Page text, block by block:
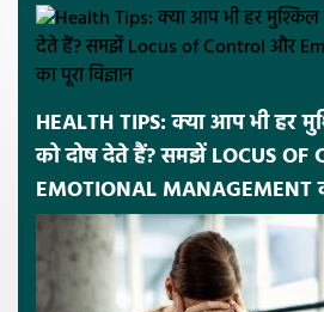
HEALTH TIPS: क्या आप भी हर
को दोष देते हैं? समझें LOCUS OF
EMOTIONAL MANAGEMENT